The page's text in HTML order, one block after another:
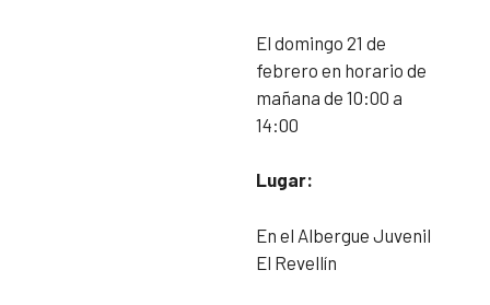
El domingo 21 de
febrero en horario de
mañana de 10:00 a
14:00
Lugar:
En el Albergue Juvenil
El Revellín